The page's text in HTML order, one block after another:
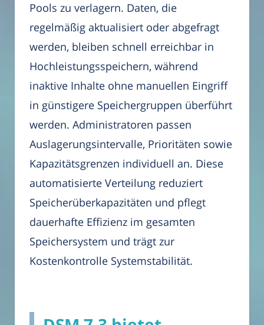
Pools zu verlagern. Daten, die
regelmäßig aktualisiert oder abgefragt
werden, bleiben schnell erreichbar in
Hochleistungsspeichern, während
inaktive Inhalte ohne manuellen Eingriff
in günstigere Speichergruppen überführt
werden. Administratoren passen
Auslagerungsintervalle, Prioritäten sowie
Kapazitätsgrenzen individuell an. Diese
automatisierte Verteilung reduziert
Speicherüberkapazitäten und pflegt
dauerhafte Effizienz im gesamten
Speichersystem und trägt zur
Kostenkontrolle Systemstabilität.